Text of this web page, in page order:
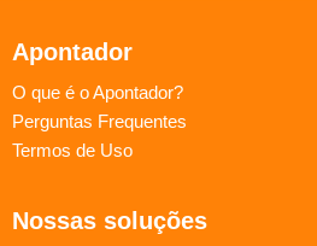
Apontador
O que é o Apontador?
Perguntas Frequentes
Termos de Uso
Nossas soluções